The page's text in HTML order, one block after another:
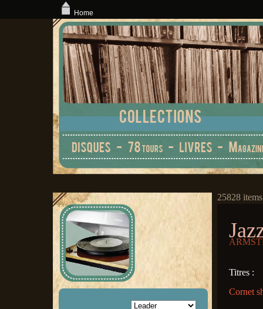
25828 items
Titres :
Cornet
Home